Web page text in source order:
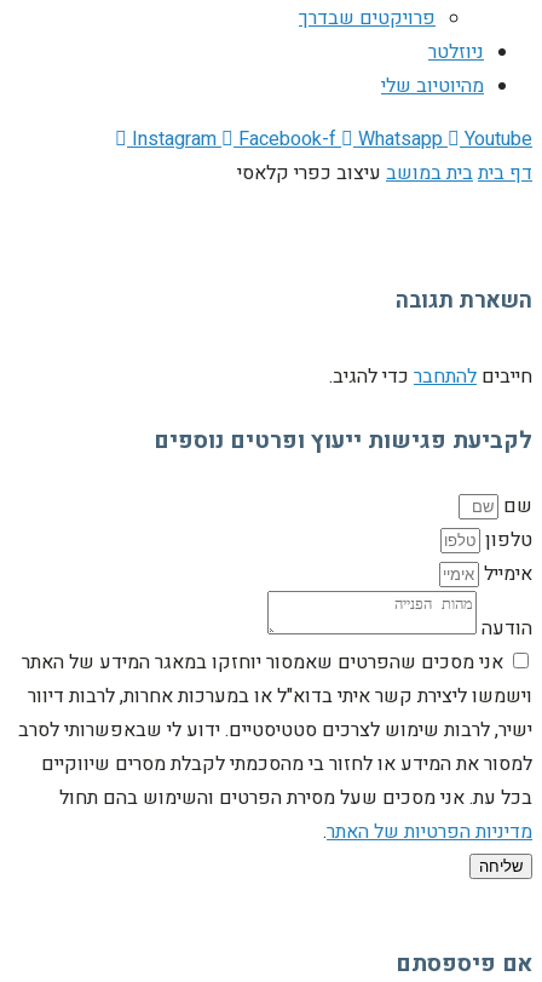
פרויקטים שבדרך
ניוזלטר
מהיוטיוב שלי
Instagram
Facebook-f Whatsapp
Youtube
דף ביתבית במושב עיצוב כפרי קלאסי
השארת תגובה
חייבים להתחבר כדי להגיב.
לקביעת פגישות ייעוץ ופרטים נוספים
שם
טלפון
אימייל
הודעה
אני מסכים שהפרטים שאמסור יוחזקו במאגר המידע של האתר
וישמשו ליצירת קשר איתי בדוא"ל או במערכות אחרות, לרבות דיוור
ישיר, לרבות שימוש לצרכים סטטיסטיים. ידוע לי שבאפשרותי לסרב
למסור את המידע או לחזור בי מהסכמתי לקבלת מסרים שיווקיים
בכל עת. אני מסכים שעל מסירת הפרטים והשימוש בהם תחול
מדיניות הפרטיות של האתר.
שליחה
אם פיספסתם